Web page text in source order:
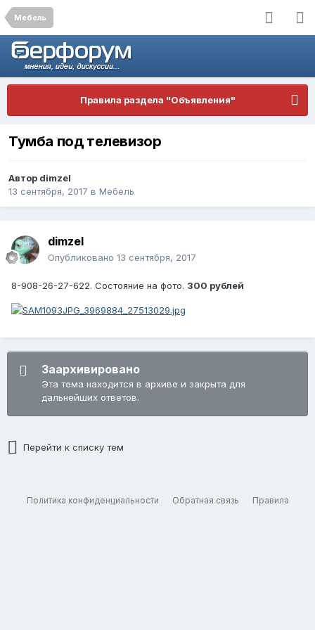
Мебель
Правила раздела "Объявления"
Тумба под телевизор
Автор dimzel
13 сентября, 2017 в Мебель
dimzel
Опубликовано 13 сентября, 2017
8-908-26-27-622. Состояние на фото. 300 рублей
Заархивировано
Эта тема находится в архиве и закрыта для
дальнейших ответов.
Перейти к списку тем
Политика конфиденциальности Обратная связь Правила